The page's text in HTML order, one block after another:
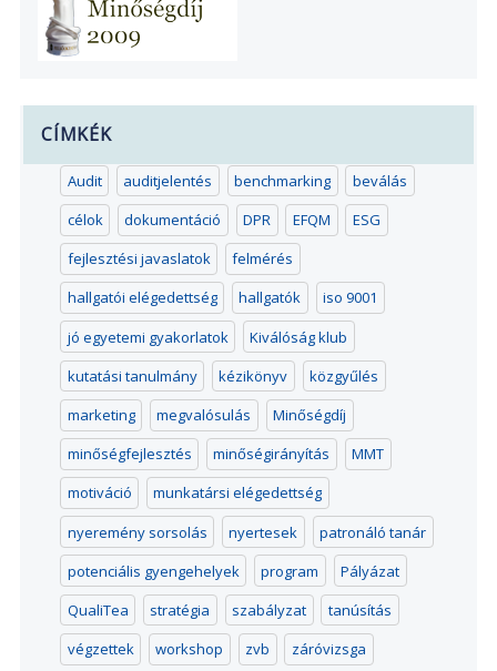
CÍMKÉK
Audit auditjelentés benchmarking
beválás
célok
dokumentáció DPR EFQM
ESG
fejlesztési javaslatok
felmérés
hallgatói elégedettség
hallgatók
iso 9001
jó egyetemi gyakorlatok
Kiválóság klub
kutatási tanulmány
kézikönyv
közgyűlés
marketing
megvalósulás
Minőségdíj
minőségfejlesztés
minőségirányítás
MMT
motiváció
munkatársi elégedettség
nyeremény sorsolás
nyertesek
patronáló tanár
potenciális gyengehelyek
program
Pályázat
QualiTea
stratégia szabályzat
tanúsítás
végzettek
workshop zvb
záróvizsga